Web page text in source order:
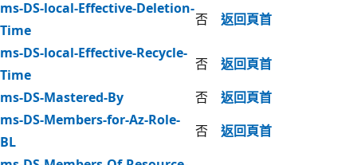
ms-DS-local-Effective-Deletion-
Time
否
返回頁首
ms-DS-local-Effective-Recycle-
Time
否
返回頁首
ms-DS-Mastered-By
否
返回頁首
ms-DS-Members-for-Az-Role-
BL
否
返回頁首